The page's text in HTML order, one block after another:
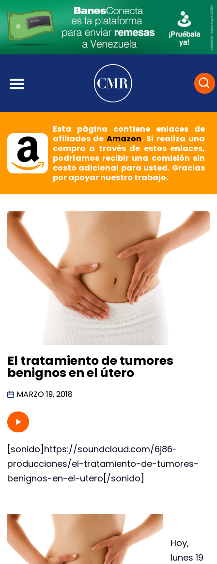
Esta página contiene enlaces de
afiliados deAmazon. Si realiza una
compra a través de estos enlaces,
podríamos recibir una comisión sin
costo adicional para usted. Gracias
por apoyar nuestro trabajo.
El tratamiento de tumores
benignos en el útero
MARZO 19, 2018
[sonido]https://soundcloud.com/6j86-
producciones/el-tratamiento-de-tumores-
benignos-en-el-utero[/sonido]
Hoy,
lunes 19